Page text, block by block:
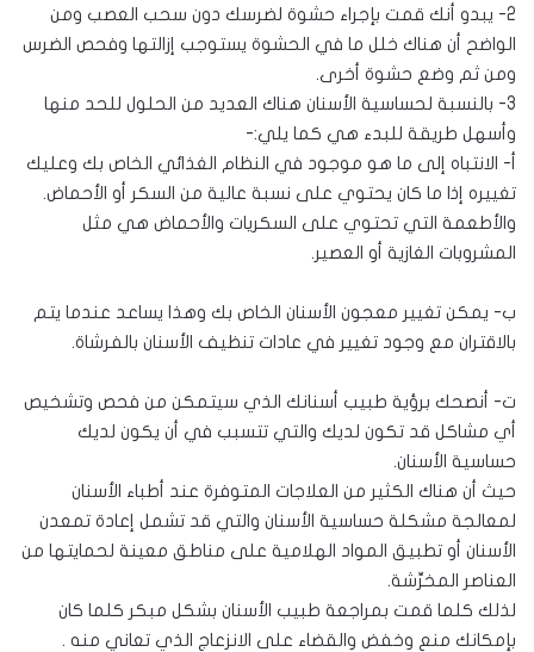
2- يبدو أنك قمت بإجراء حشوة لضرسك دون سحب العصب ومن
الواضح أن هناك خلل ما في الحشوة يستوجب إزالتها وفحص الضرس
ومن ثم وضع حشوة أخرى.
3- بالنسبة لحساسية الأسنان هناك العديد من الحلول للحد منها
وأسهل طريقة للبدء هي كما يلي:-
أ‌- الانتباه إلى ما هو موجود في النظام الغذائي الخاص بك وعليك
تغييره إذا ما كان يحتوي على نسبة عالية من السكر أو الأحماض.
والأطعمة التي تحتوي على السكريات والأحماض هي مثل
المشروبات الغازية أو العصير.
ب‌- يمكن تغيير معجون الأسنان الخاص بك وهذا يساعد عندما يتم
بالاقتران مع وجود تغيير في عادات تنظيف الأسنان بالفرشاة.
ت‌- أنصحك برؤية طبيب أسنانك الذي سيتمكن من فحص وتشخيص
أي مشاكل قد تكون لديك والتي تتسبب في أن يكون لديك
حساسية الأسنان.
حيث أن هناك الكثير من العلاجات المتوفرة عند أطباء الأسنان
لمعالجة مشكلة حساسية الأسنان والتي قد تشمل إعادة تمعدن
الأسنان أو تطبيق المواد الهلامية على مناطق معينة لحمايتها من
العناصر المخرِّشة.
لذلك كلما قمت بمراجعة طبيب الأسنان بشكل مبكر كلما كان
بإمكانك منع وخفض والقضاء على الانزعاج الذي تعاني منه .